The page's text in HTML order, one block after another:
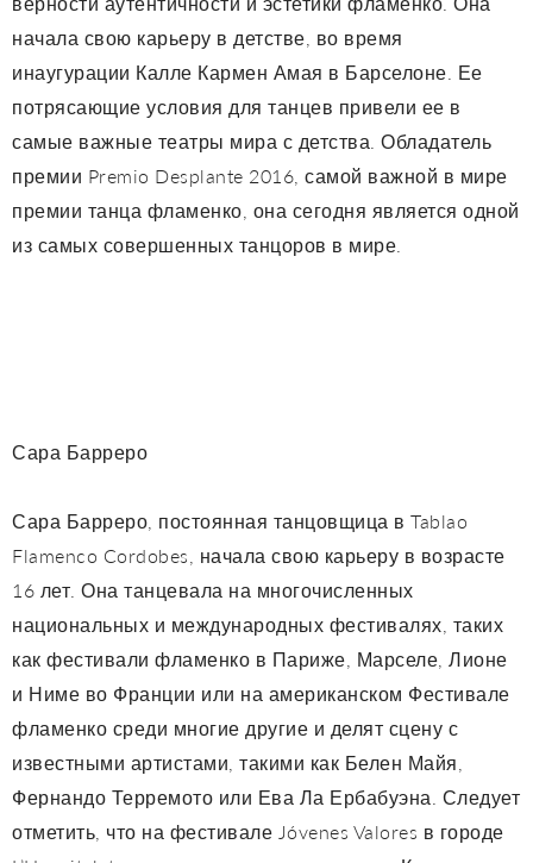
начала свою карьеру в детстве, во время
инаугурации Калле Кармен Амая в Барселоне. Ее
потрясающие условия для танцев привели ее в
самые важные театры мира с детства. Обладатель
премии Premio Desplante 2016, самой важной в мире
премии танца фламенко, она сегодня является одной
из самых совершенных танцоров в мире.
Сара Барреро
Сара Барреро, постоянная танцовщица в Tablao
Flamenco Cordobes, начала свою карьеру в возрасте
16 лет. Она танцевала на многочисленных
национальных и международных фестивалях, таких
как фестивали фламенко в Париже, Марселе, Лионе
и Ниме во Франции или на американском Фестивале
фламенко среди многие другие и делят сцену с
известными артистами, такими как Белен Майя,
Фернандо Терремото или Ева Ла Ербабуэна. Следует
отметить, что на фестивале Jóvenes Valores в городе